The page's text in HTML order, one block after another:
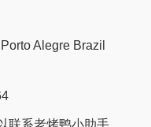
Alegre Brazil
联系老烤鸭小助手